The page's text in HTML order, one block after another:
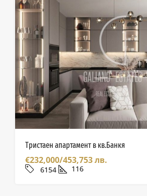
Тристаен апартамент в кв.Банкя
€232,000/453,753 лв.
6154 116